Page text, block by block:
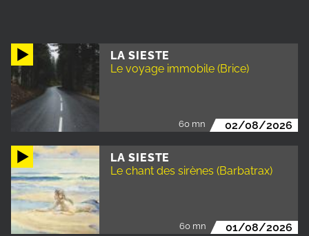
LA SIESTE
Le voyage immobile (Brice)
60 mn 02/08/2026
LA SIESTE
Le chant des sirènes (Barbatrax)
60 mn 01/08/2026